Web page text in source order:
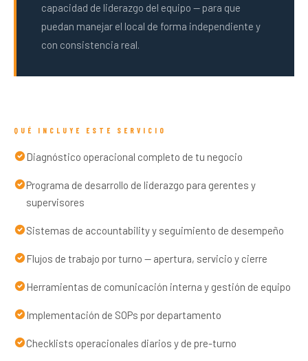
capacidad de liderazgo del equipo — para que
puedan manejar el local de forma independiente y
con consistencia real.
QUÉ INCLUYE ESTE SERVICIO
Diagnóstico operacional completo de tu negocio
Programa de desarrollo de liderazgo para gerentes y
supervisores
Sistemas de accountability y seguimiento de desempeño
Flujos de trabajo por turno — apertura, servicio y cierre
Herramientas de comunicación interna y gestión de equipo
Implementación de SOPs por departamento
Checklists operacionales diarios y de pre-turno